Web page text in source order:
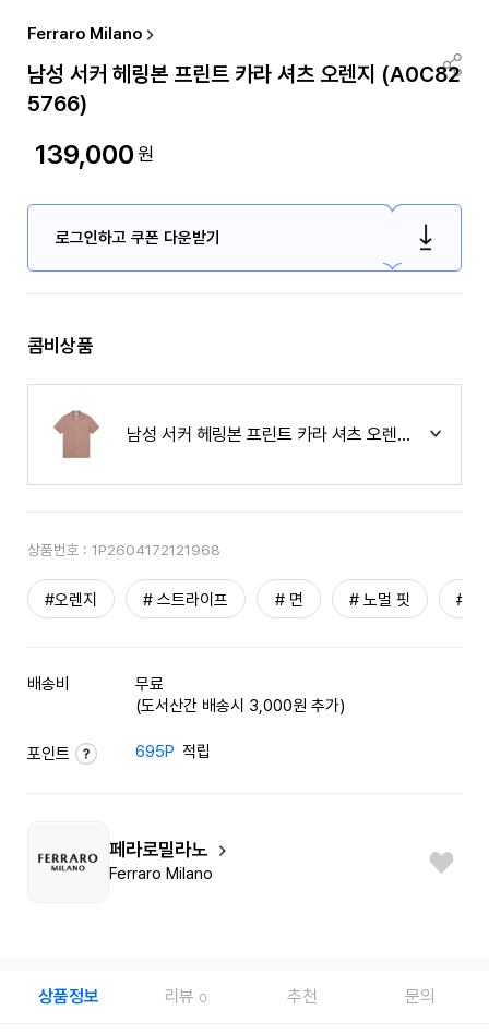
Ferraro Milano
남성 서커 헤링본 프린트 카라 셔츠 오렌지 (A0C82
5766)
139,000원
로그인하고 쿠폰 다운받기
콤비상품
남성 서커 헤링본 프린트 카라 셔츠 오렌지
상품번호 : 1P2604172121968
#오렌지 # 스트라이프 # 면 # 노멀 핏 # 반
배송비
무료
(도서산간 배송시 3,000원 추가)
포인트 695P 적립
페라로밀라노
Ferraro Milano
상품정보 리뷰 0 추천 문의